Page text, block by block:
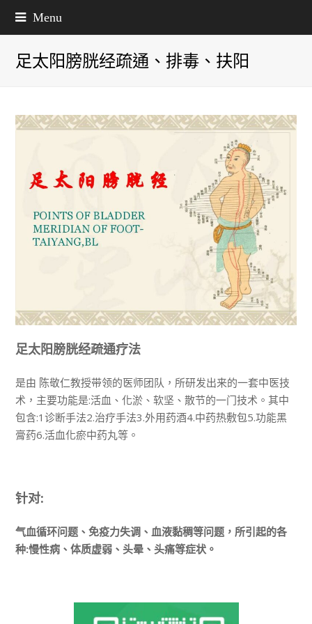
Menu
足太阳膀胱经疏通、排毒、扶阳
足太阳膀胱经疏通疗法
是由 陈敬仁教授带领的医师团队，所研发出来的一套中医技
术，主要功能是:活血、化淤、软坚、散节的一门技术。其中
包含:1诊断手法2.治疗手法3.外用药酒4.中药热敷包5.功能黑
膏药6.活血化瘀中药丸等。
针对:
气血循环问题、免疫力失调、血液黏稠等问题，所引起的各
种:慢性病、体质虚弱、头晕、头痛等症状。